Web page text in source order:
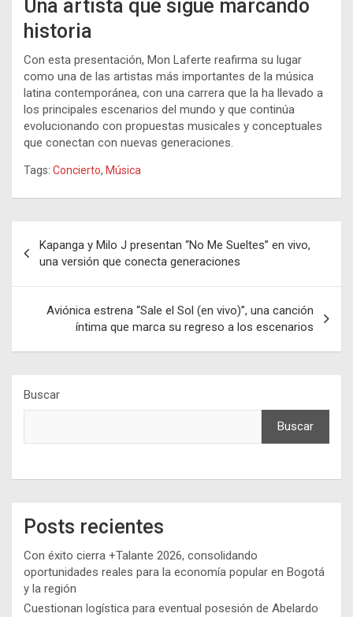
Una artista que sigue marcando
historia
Con esta presentación, Mon Laferte reafirma su lugar
como una de las artistas más importantes de la música
latina contemporánea, con una carrera que la ha llevado a
los principales escenarios del mundo y que continúa
evolucionando con propuestas musicales y conceptuales
que conectan con nuevas generaciones.
Tags: Concierto, Música
de
entradas
Kapanga y Milo J presentan “No Me Sueltes” en vivo,
una versión que conecta generaciones
Aviónica estrena “Sale el Sol (en vivo)”, una canción
íntima que marca su regreso a los escenarios
Buscar
Buscar
Posts recientes
Con éxito cierra +Talante 2026, consolidando
oportunidades reales para la economía popular en Bogotá
y la región
Cuestionan logística para eventual posesión de Abelardo